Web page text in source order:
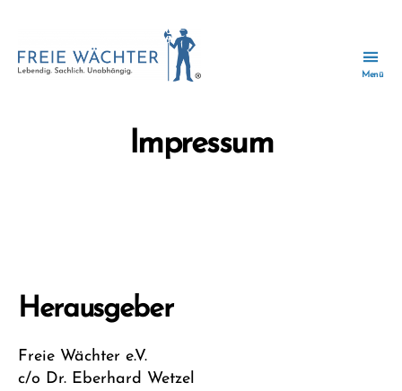
Menü
Impressum
Herausgeber
Freie Wächter e.V.
c/o Dr. Eberhard Wetzel